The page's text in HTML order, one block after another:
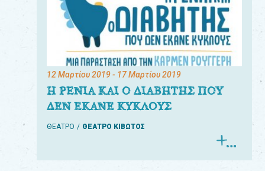
12 Μαρτίου 2019- 17 Μαρτίου 2019
Η ΡΕΝΙΑ ΚΑΙ Ο ΔΙΑΒΗΤΗΣ ΠΟΥ
ΔΕΝ ΕΚΑΝΕ ΚΥΚΛΟΥΣ
ΘΕΑΤΡΟ ΘΕΑΤΡΟ ΚΙΒΩΤΟΣ